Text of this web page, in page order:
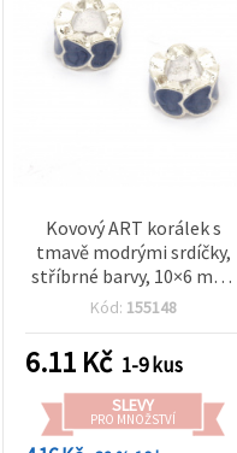
Kovový ART korálek s
tmavě modrými srdíčky,
stříbrné barvy, 10×6 mm,
průvlek 5 mm
Kód: 155148
6.11 Kč 1-9 kus
SLEVY
PRO MNOŽSTVÍ